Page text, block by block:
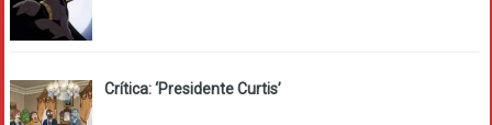
Crítica: ‘Presidente Curtis’